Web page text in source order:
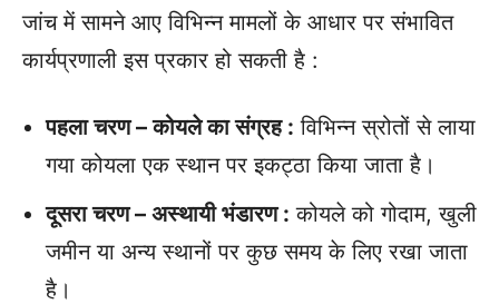
जांच में सामने आए विभिन्न मामलों के आधार पर संभावित
कार्यप्रणाली इस प्रकार हो सकती है :
पहला चरण – कोयले का संग्रह : विभिन्न स्रोतों से लाया
गया कोयला एक स्थान पर इकट्ठा किया जाता है।
दूसरा चरण – अस्थायी भंडारण : कोयले को गोदाम, खुली
जमीन या अन्य स्थानों पर कुछ समय के लिए रखा जाता
है।